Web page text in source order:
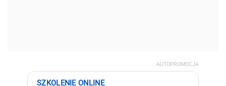
AUTOPROMOCJA
SZKOLENIE ONLINE